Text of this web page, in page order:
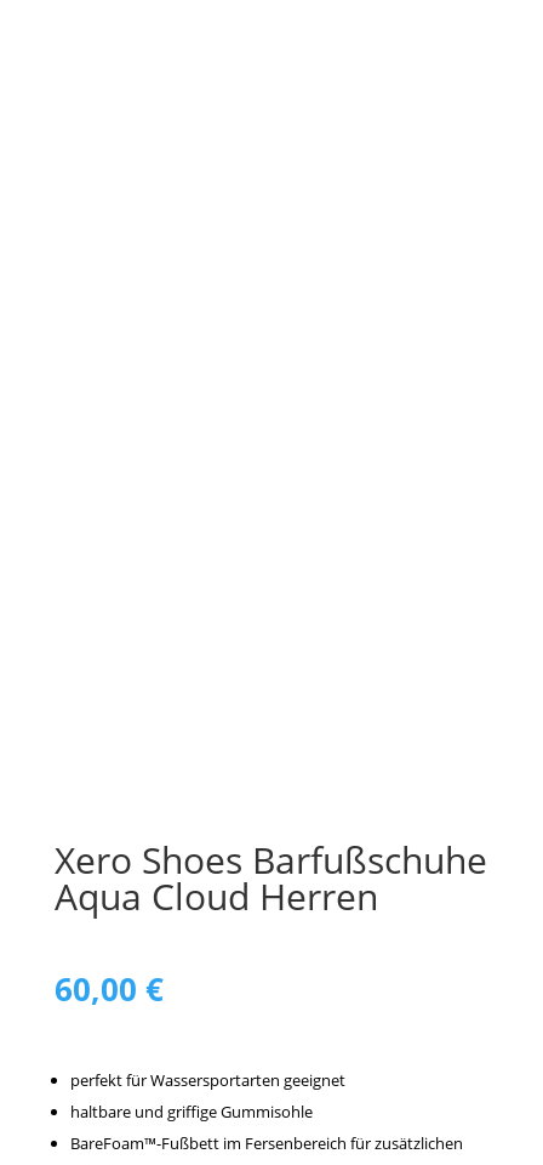
Xero Shoes Barfußschuhe
Aqua Cloud Herren
60,00 €
perfekt für Wassersportarten geeignet
haltbare und griffige Gummisohle
BareFoam™-Fußbett im Fersenbereich für zusätzlichen